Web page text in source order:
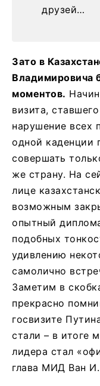
друзей…
Зато в
Владимировича
моментов.
визита,
нарушение всех
одной каденции
совершать
же страну. На
лице
возможным
опытный
подобных
удивлению
самолично
Заметим в
прекрасно
госвизите
стали – в итоге
лидера стал
глава МИД Ван И.